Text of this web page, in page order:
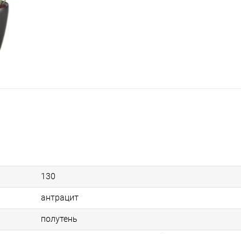
130
антрацит
полутень